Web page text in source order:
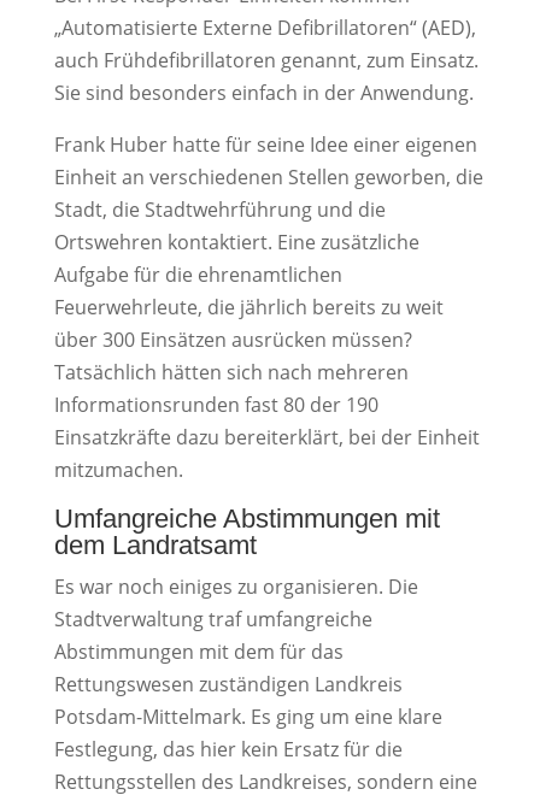
„Automatisierte Externe Defibrillatoren“ (AED),
auch Frühdefibrillatoren genannt, zum Einsatz.
Sie sind besonders einfach in der Anwendung.
Frank Huber hatte für seine Idee einer eigenen
Einheit an verschiedenen Stellen geworben, die
Stadt, die Stadtwehrführung und die
Ortswehren kontaktiert. Eine zusätzliche
Aufgabe für die ehrenamtlichen
Feuerwehrleute, die jährlich bereits zu weit
über 300 Einsätzen ausrücken müssen?
Tatsächlich hätten sich nach mehreren
Informationsrunden fast 80 der 190
Einsatzkräfte dazu bereiterklärt, bei der Einheit
mitzumachen.
Umfangreiche Abstimmungen mit
dem Landratsamt
Es war noch einiges zu organisieren. Die
Stadtverwaltung traf umfangreiche
Abstimmungen mit dem für das
Rettungswesen zuständigen Landkreis
Potsdam-Mittelmark. Es ging um eine klare
Festlegung, das hier kein Ersatz für die
Rettungsstellen des Landkreises, sondern eine